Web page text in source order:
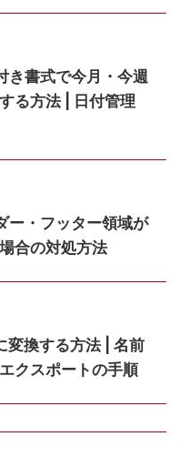
き書式で今月・今週
る方法 | 日付管理
ー・フッター領域が
合の対処方法
変換する方法 | 名前
クスポートの手順